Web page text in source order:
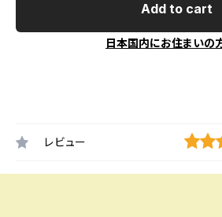
Add to cart
日本国内にお住まいの
レビュー